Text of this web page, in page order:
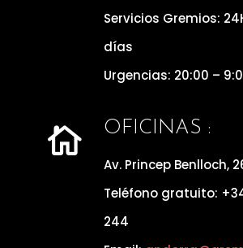
Servicios Gremios:
días
Urgencias: 20:00 –
 OFICINAS :
Av. Princep Benlloch,
Teléfono gratuito:
244